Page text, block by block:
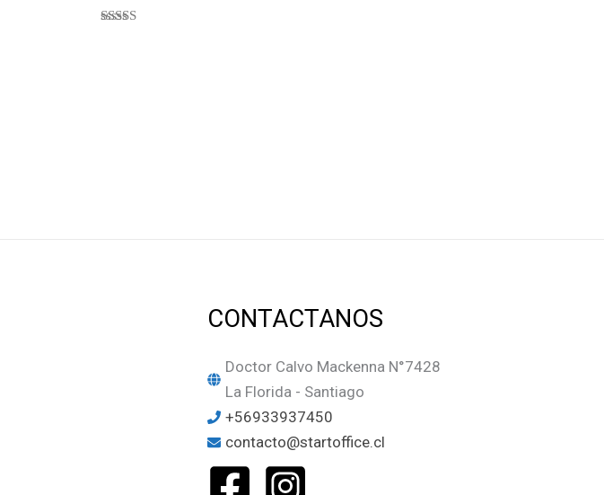
CONTACTANOS
Doctor Calvo Mackenna N°7428
La Florida - Santiago
+56933937450
contacto@startoffice.cl